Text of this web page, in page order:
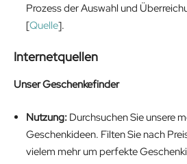
Prozess der Auswahl und
[Quelle].
Internetquellen
Unser Geschenkefinder
Nutzung: Durchsuchen Sie unsere
Geschenkideen. Filten Sie nach
vielem mehr um perfekte